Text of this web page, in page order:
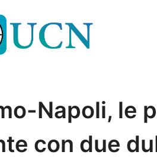
Napoli, le
con due